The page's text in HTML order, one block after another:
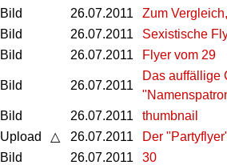
Bild 26.07.2011
Zum
Bild 26.07.2011
Sexistische
Bild 26.07.2011 Flyer vom 29
Bild 26.07.2011
Das auffällige
Bild 26.07.2011
thumbnail
Upload △ 26.07.2011
Der
Bild 26.07.2011
30